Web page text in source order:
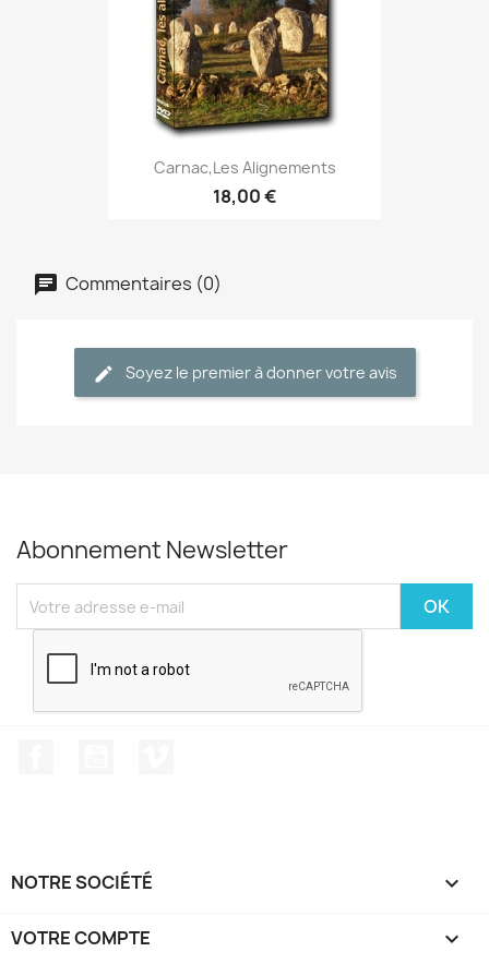
Carnac,les Alignements
18,00 €
Commentaires (0)
Soyez le premier à donner votre avis
Abonnement Newsletter
NOTRE SOCIÉTÉ 
VOTRE COMPTE 